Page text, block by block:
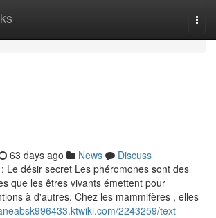
63 days ago News
Discuss
Le désir secret Les phéromones sont des
que les êtres vivants émettent pour
à d'autres. Chez les mammifères , elles
2243259/text